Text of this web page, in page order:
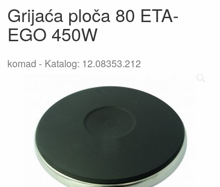
Grijaća ploča 80 ETA-
EGO 450W
komad Katalog: 12.08353.212